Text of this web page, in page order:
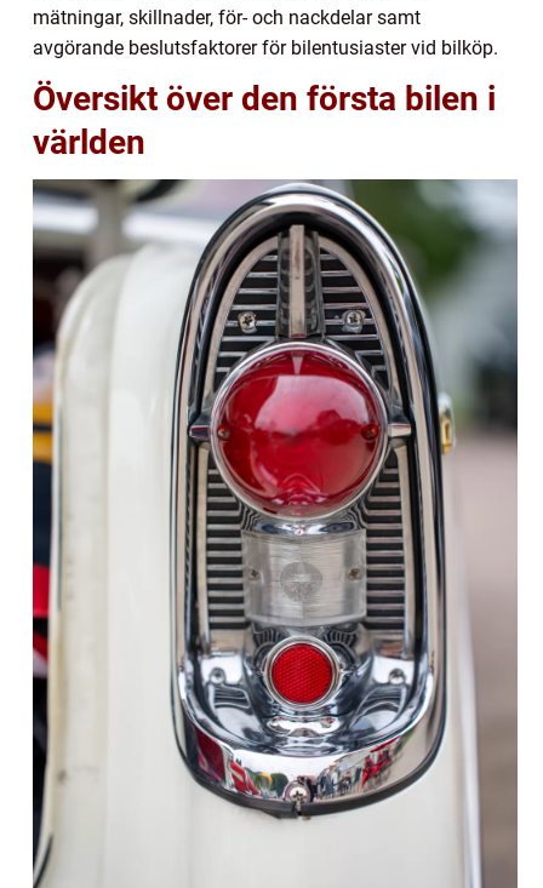
mätningar, skillnader, för- och nackdelar samt
avgörande beslutsfaktorer för bilentusiaster vid bilköp.
Översikt över den första bilen i
världen